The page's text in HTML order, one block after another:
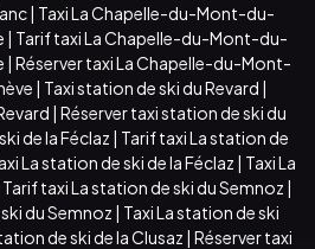
| Taxi La Chapelle-du-Mont-du-
| Tarif taxi La Chapelle-du-Mont-du-
| Réserver taxi La Chapelle-du-Mont-
| Taxi station de ski du Revard |
| Réserver taxi station de ski du
de la Féclaz | Tarif taxi La station de
La station de ski de la Féclaz | Taxi La
Tarif taxi La station de ski du Semnoz |
du Semnoz | Taxi La station de ski
de ski de la Clusaz | Réserver taxi